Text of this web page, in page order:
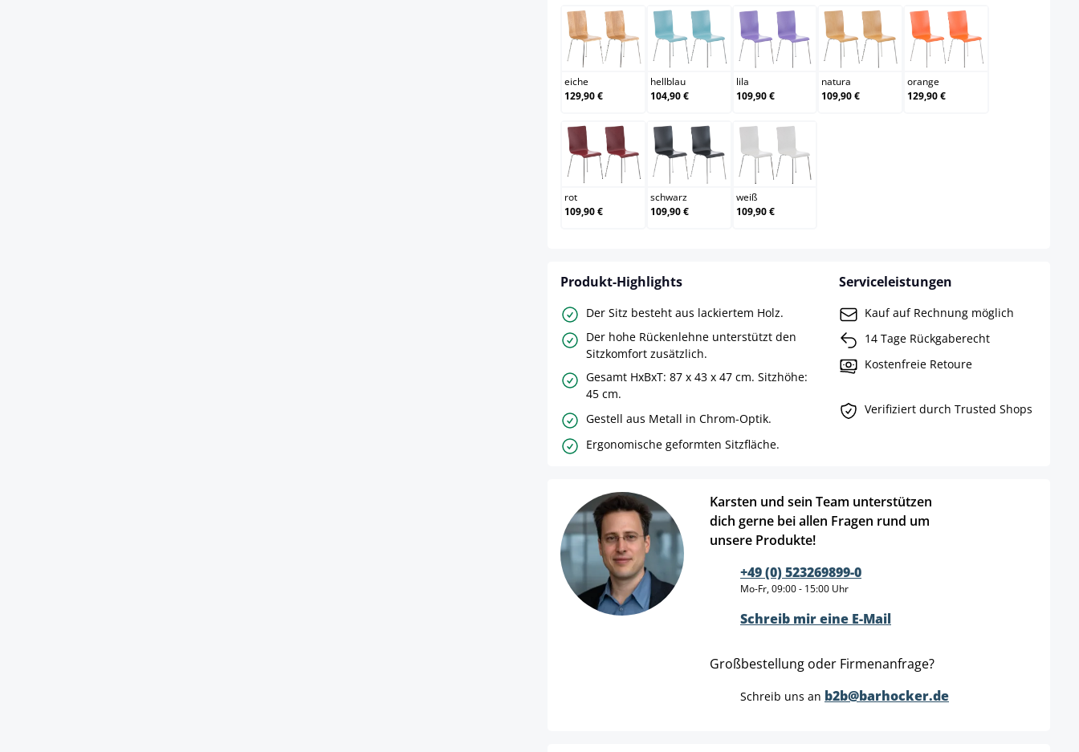
eiche
eiche
129,90 €
hellblau
hellblau
104,90 €
lila
lila
109,90 €
natura
natura
109,90 €
orange
orange
129,90 €
rot
rot
109,90 €
schwarz
schwarz
109,90 €
weiß
weiß
109,90 €
Produkt-Highlights
Der Sitz besteht aus lackiertem Holz.
Der hohe Rückenlehne unterstützt den
Sitzkomfort zusätzlich.
Gesamt HxBxT: 87 x 43 x 47 cm. Sitzhöhe:
45 cm.
Gestell aus Metall in Chrom-Optik.
Ergonomische geformten Sitzfläche.
Serviceleistungen
Kauf auf Rechnung möglich
14 Tage Rückgaberecht
Kostenfreie Retoure
Verifiziert durch Trusted Shops
Karsten und sein Team unterstützen
dich gerne bei allen Fragen rund um
unsere Produkte!
+49 (0) 523269899-0
Mo-Fr, 09:00 - 15:00 Uhr
Schreib mir eine E-Mail
Großbestellung oder Firmenanfrage?
Schreib uns an b2b@barhocker.de